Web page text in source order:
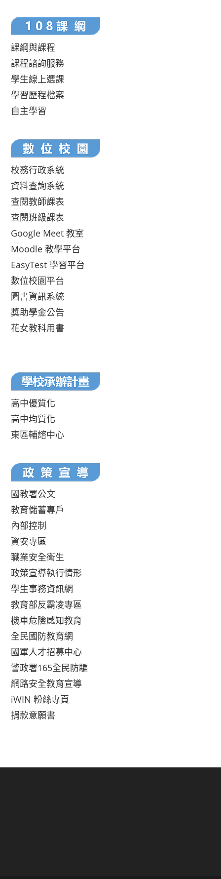
課綱與課程
課程諮詢服務
學生線上選課
學習歷程檔案
自主學習
校務行政系統
資料查詢系統
查閱教師課表
查閱班級課表
Google Meet 教室
Moodle 教學平台
EasyTest 學習平台
數位校園平台
圖書資訊系統
獎助學金公告
花女教科用書
高中優質化
高中均質化
東區輔諮中心
國教署公文
教育儲蓄專戶
內部控制
資安專區
職業安全衛生
政策宣導執行情形
學生事務資訊網
教育部反霸凌專區
機車危險感知教育
全民國防教育網
國軍人才招募中心
警政署165全民防騙
網路安全教育宣導
iWIN 粉絲專頁
捐款意願書